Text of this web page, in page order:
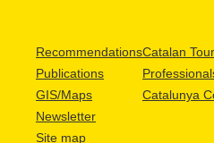
Recommendations
Publications
GIS/Maps
Newsletter
Site map
Catalan
Catalunya